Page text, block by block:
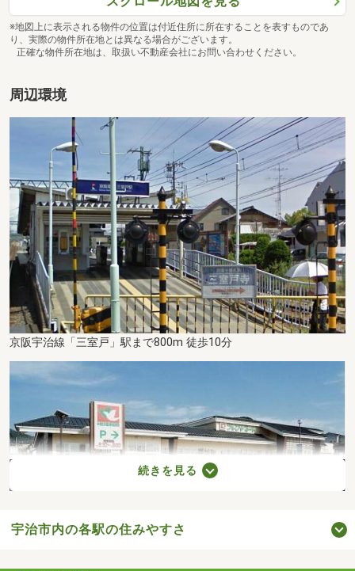
※地図上に表示される物件の位置は付近住所に所在することを表すものであ
り、実際の物件所在地とは異なる場合がございます。
正確な物件所在地は、取扱い不動産会社にお問い合わせください。
周辺環境
京阪宇治線「三室戸」駅まで800m 徒歩10分
続きを見る
宇治市内の各駅の住みやすさ